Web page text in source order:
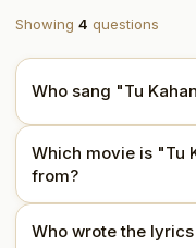
Showing 4 questions
Who sang "Tu Kahan
"Tu Kahan Ye Bata
Mohammed Rafi.
Which movie is "Tu
from?
This song is from
Who wrote the lyrics